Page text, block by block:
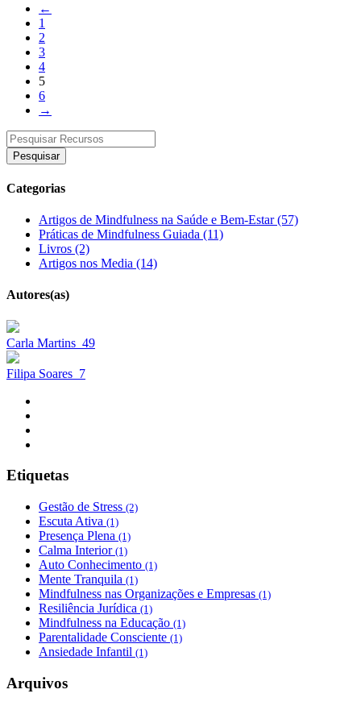
←
1
2
3
4
5
6
→
Pesquisar
Categorias
Artigos de Mindfulness na Saúde e Bem-Estar (57)
Práticas de Mindfulness Guiada (11)
Livros (2)
Artigos nos Media (14)
Autores(as)
Carla Martins 49
Filipa Soares 7
Etiquetas
Gestão de Stress (2)
Escuta Ativa (1)
Presença Plena (1)
Calma Interior (1)
Auto Conhecimento (1)
Mente Tranquila (1)
Mindfulness nas Organizações e Empresas (1)
Resiliência Jurídica (1)
Mindfulness na Educação (1)
Parentalidade Consciente (1)
Ansiedade Infantil (1)
Arquivos